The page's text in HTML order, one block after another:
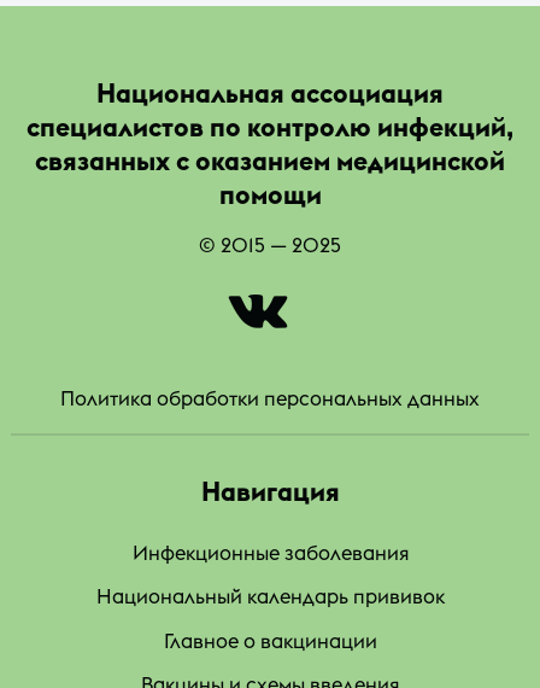
Национальная ассоциация
специалистов по контролю инфекций,
связанных с оказанием медицинской
помощи
© 2015 — 2025
|
Политика обработки персональных данных
Навигация
Инфекционные заболевания
Национальный календарь прививок
Главное о вакцинации